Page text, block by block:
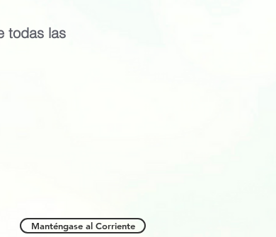
todas las
Manténgase al Corriente